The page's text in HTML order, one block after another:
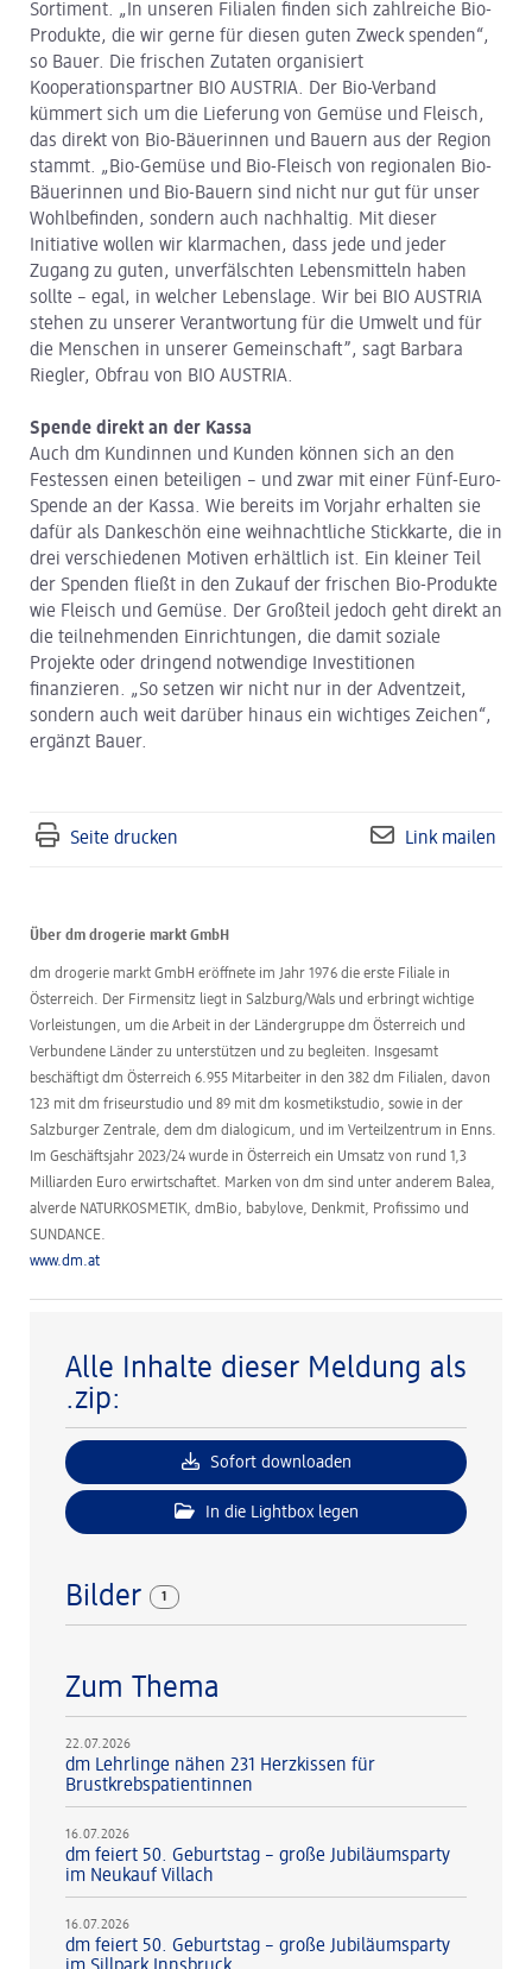
Sortiment. „In unseren Filialen finden sich zahlreiche Bio-
Produkte, die wir gerne für diesen guten Zweck spenden“,
so Bauer. Die frischen Zutaten organisiert
Kooperationspartner BIO AUSTRIA. Der Bio-Verband
kümmert sich um die Lieferung von Gemüse und Fleisch,
das direkt von Bio-Bäuerinnen und Bauern aus der Region
stammt. „Bio-Gemüse und Bio-Fleisch von regionalen Bio-
Bäuerinnen und Bio-Bauern sind nicht nur gut für unser
Wohlbefinden, sondern auch nachhaltig. Mit dieser
Initiative wollen wir klarmachen, dass jede und jeder
Zugang zu guten, unverfälschten Lebensmitteln haben
sollte – egal, in welcher Lebenslage. Wir bei BIO AUSTRIA
stehen zu unserer Verantwortung für die Umwelt und für
die Menschen in unserer Gemeinschaft”, sagt Barbara
Riegler, Obfrau von BIO AUSTRIA.
Spende direkt an der Kassa
Auch dm Kundinnen und Kunden können sich an den
Festessen einen beteiligen – und zwar mit einer Fünf-Euro-
Spende an der Kassa. Wie bereits im Vorjahr erhalten sie
dafür als Dankeschön eine weihnachtliche Stickkarte, die in
drei verschiedenen Motiven erhältlich ist. Ein kleiner Teil
der Spenden fließt in den Zukauf der frischen Bio-Produkte
wie Fleisch und Gemüse. Der Großteil jedoch geht direkt an
die teilnehmenden Einrichtungen, die damit soziale
Projekte oder dringend notwendige Investitionen
finanzieren. „So setzen wir nicht nur in der Adventzeit,
sondern auch weit darüber hinaus ein wichtiges Zeichen“,
ergänzt Bauer.
Seite drucken Link mailen
Über dm drogerie markt GmbH
dm drogerie markt GmbH eröffnete im Jahr 1976 die erste Filiale in
Österreich. Der Firmensitz liegt in Salzburg/Wals und erbringt wichtige
Vorleistungen, um die Arbeit in der Ländergruppe dm Österreich und
Verbundene Länder zu unterstützen und zu begleiten. Insgesamt
beschäftigt dm Österreich 6.955 Mitarbeiter in den 382 dm Filialen, davon
123 mit dm friseurstudio und 89 mit dm kosmetikstudio, sowie in der
Salzburger Zentrale, dem dm dialogicum, und im Verteilzentrum in Enns.
Im Geschäftsjahr 2023/24 wurde in Österreich ein Umsatz von rund 1,3
Milliarden Euro erwirtschaftet. Marken von dm sind unter anderem Balea,
alverde NATURKOSMETIK, dmBio, babylove, Denkmit, Profissimo und
SUNDANCE.
www.dm.at
Alle Inhalte dieser Meldung als
.zip:
Sofort downloaden
In die Lightbox legen
Bilder 1
Zum Thema
22.07.2026
dm Lehrlinge nähen 231 Herzkissen für
Brustkrebspatientinnen
16.07.2026
dm feiert 50. Geburtstag – große Jubiläumsparty
im Neukauf Villach
16.07.2026
dm feiert 50. Geburtstag – große Jubiläumsparty